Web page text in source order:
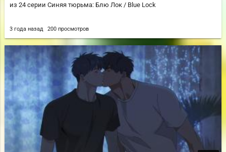
из 24 серии Синяя тюрьма: Блю Лок / Blue Lock
3 года назад 200 просмотров